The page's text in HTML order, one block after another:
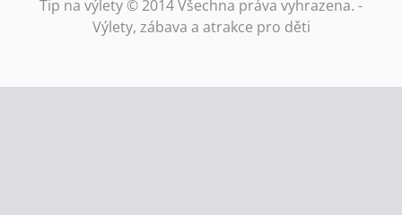
Tip na výlety © 2014 Všechna práva vyhrazena. -
Výlety, zábava a atrakce pro děti